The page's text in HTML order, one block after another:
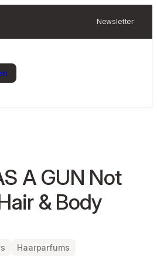
Newsletter
A GUN Not
& Body
Haarparfums